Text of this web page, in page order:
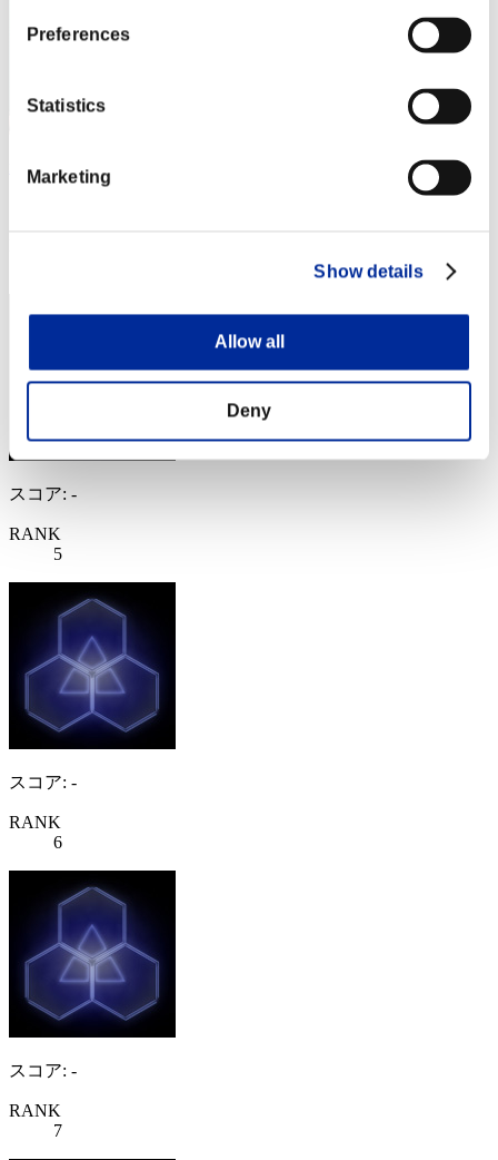
Preferences
Statistics
Marketing
Show details
Allow all
Deny
mememe
スコア: -
RANK
5
スコア: -
RANK
6
スコア: -
RANK
7